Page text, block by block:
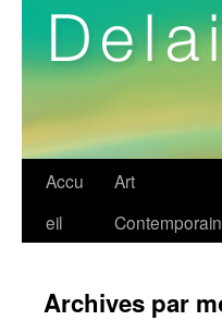
Aller
Accu
eil
Art
Contemporain
Archives par